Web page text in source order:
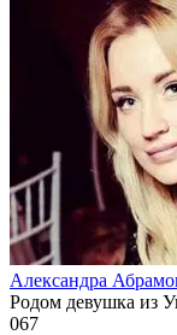
Александра
Родом девушка из
067